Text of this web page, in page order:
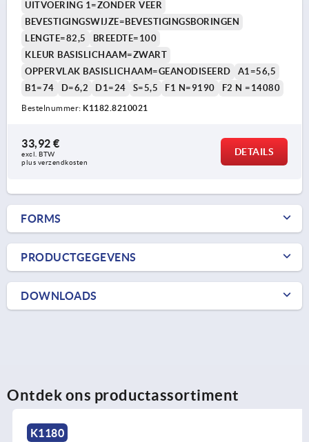
UITVOERING 1=ZONDER VEER
BEVESTIGINGSWIJZE=BEVESTIGINGSBORINGEN
LENGTE=82,5
BREEDTE=100
KLEUR BASISLICHAAM=ZWART
OPPERVLAK BASISLICHAAM=GEANODISEERD
A1=56,5
B1=74
D=6,2 D1=24 S=5,5 F1 N=9190 F2 N =14080
Bestelnummer: K1182.8210021
33,92 €
excl. BTW
plus verzendkosten
DETAILS
FORMS
PRODUCTGEGEVENS
DOWNLOADS
Ontdek ons productassortiment
K1180